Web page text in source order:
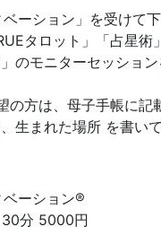
ベーション」を受けて
タロット」「占星術
のモニターセッショ
の方は、母子手帳に記
生まれた場所 を書い
ーション®︎
分 5000円